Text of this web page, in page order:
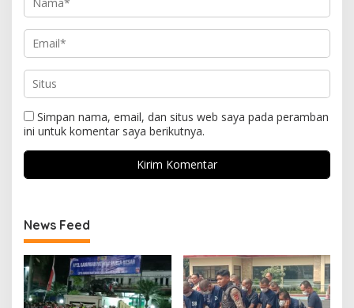
Simpan nama, email, dan situs web saya pada peramban
ini untuk komentar saya berikutnya.
News Feed